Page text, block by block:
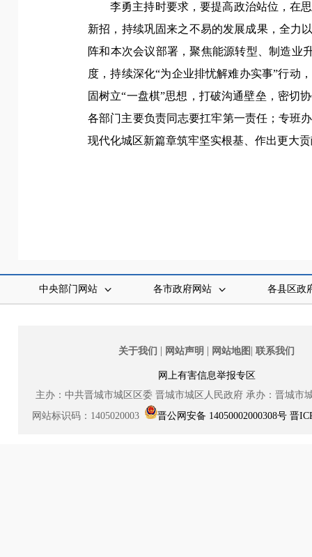
李勇主持时要求，要提高政治站位，在
新招，持续巩固来之不易的发展成果，全力
阵和本次会议部署，聚焦能源转型、制造业
度，持续深化“为企业排忧解难办实事”行动
固树立“一盘棋”思想，打破沟通壁垒，密切
各部门主要负责同志要扛牢第一责任；专班
现代化城区新篇章筑牢坚实根基、作出更大
中央部门网站 各市政府网站 各县区政
关于我们 | 网站声明 | 网站地图 | 联系我们
网上有害信息举报专区
主办：中共晋城市城区区委 晋城市城区人民政府 承办：晋城市
网站标识码：1405020003
晋公网安备 14050002000308号 晋